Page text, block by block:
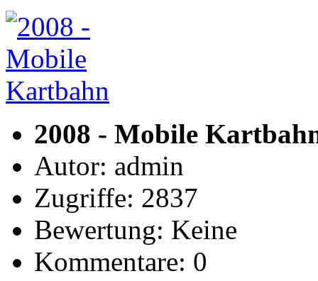
2008 - Mobile
Autor: admin
Zugriffe: 2837
Bewertung: Keine
Kommentare: 0